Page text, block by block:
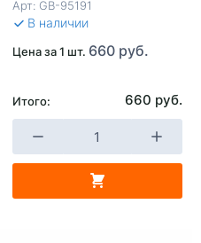
Арт: GB-95191
В наличии
Цена за 1 шт. 660 руб.
Итого: 660 руб.
В КОРЗИНУ